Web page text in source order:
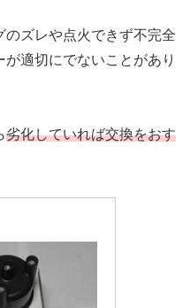
ズレや点火できず不完全
適切にでないことがあり
劣化していれば交換をおす